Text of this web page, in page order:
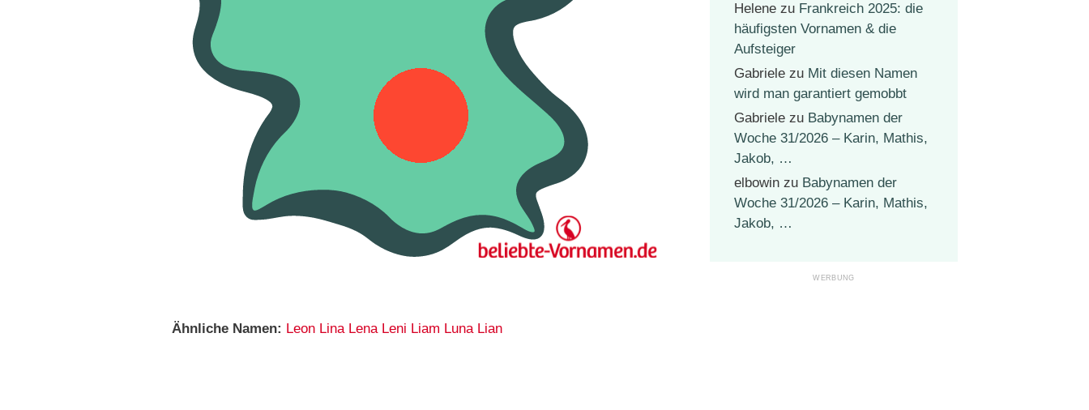
Ähnliche Namen: Leon Lina Lena Leni Liam Luna Lian
Helene zu Frankreich 2025: die
häufigsten Vornamen & die
Aufsteiger
Gabriele zu Mit diesen Namen
wird man garantiert gemobbt
Gabriele zu Babynamen der
Woche 31/2026 – Karin, Mathis,
Jakob, …
elbowin zu Babynamen der
Woche 31/2026 – Karin, Mathis,
Jakob, …